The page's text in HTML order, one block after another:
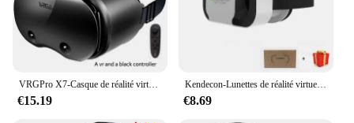
VRGPro X7-Casque de réalité virtuelle 3D, lunettes VR 3D, casque pour Google Cardboard, mobile 5-7 "avec boîte d'origine
€15.19
Kendecon-Lunettes de réalité virtuelle 3D, casque de réalité virtuelle, lentilles Viar, pour smartphone, téléphone portable intelligent avec contrôleur
€8.69